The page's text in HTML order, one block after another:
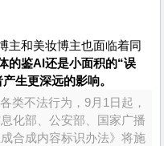
主和美妆博主也面临着同
的鉴AI还是小面积的“误
生更深远的影响。
类不法行为，9月1日起，
化部、公安部、国家广播
合成内容标识办法》将施